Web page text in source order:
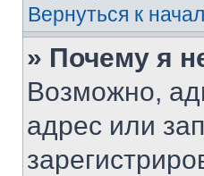
Вернуться к
» Почему я
Возможно,
адрес или